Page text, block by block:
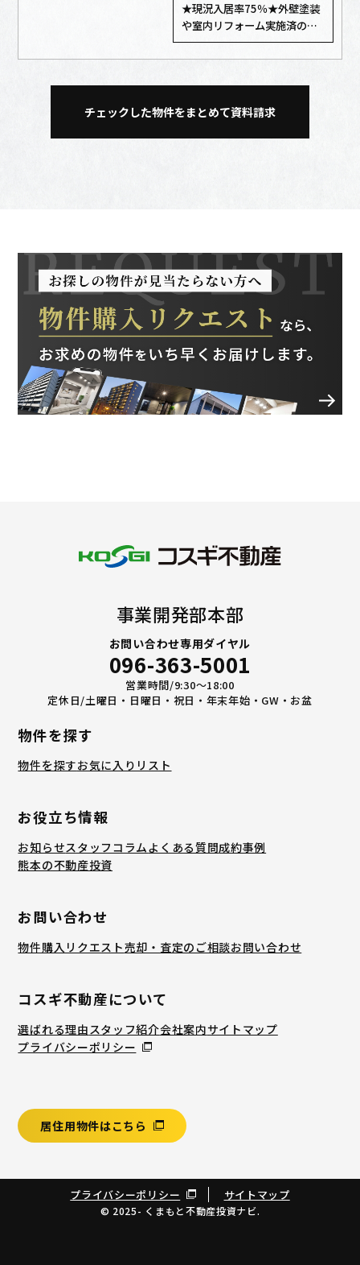
★現況入居率75％★外壁塗装
や室内リフォーム実施済の物
件♪
事業開発部本部
お問い合わせ専用ダイヤル
096-363-5001
営業時間/9:30〜18:00
定休日/土曜日・日曜日・祝日・年末年始・GW・お盆
物件を探す
物件を探すお気に入りリスト
お役立ち情報
お知らせスタッフコラムよくある質問成約事例
熊本の不動産投資
お問い合わせ
物件購入リクエスト売却・査定のご相談お問い合わせ
コスギ不動産について
選ばれる理由スタッフ紹介会社案内サイトマップ
プライバシーポリシー
居住用物件はこちら
プライバシーポリシー サイトマップ
© 2025- くまもと不動産投資ナビ.